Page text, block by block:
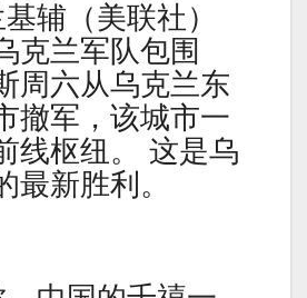
辅（美联社）
兰军队包围
周六从乌克兰东
撤军，该城市一
线枢纽。 这是乌
最新胜利。